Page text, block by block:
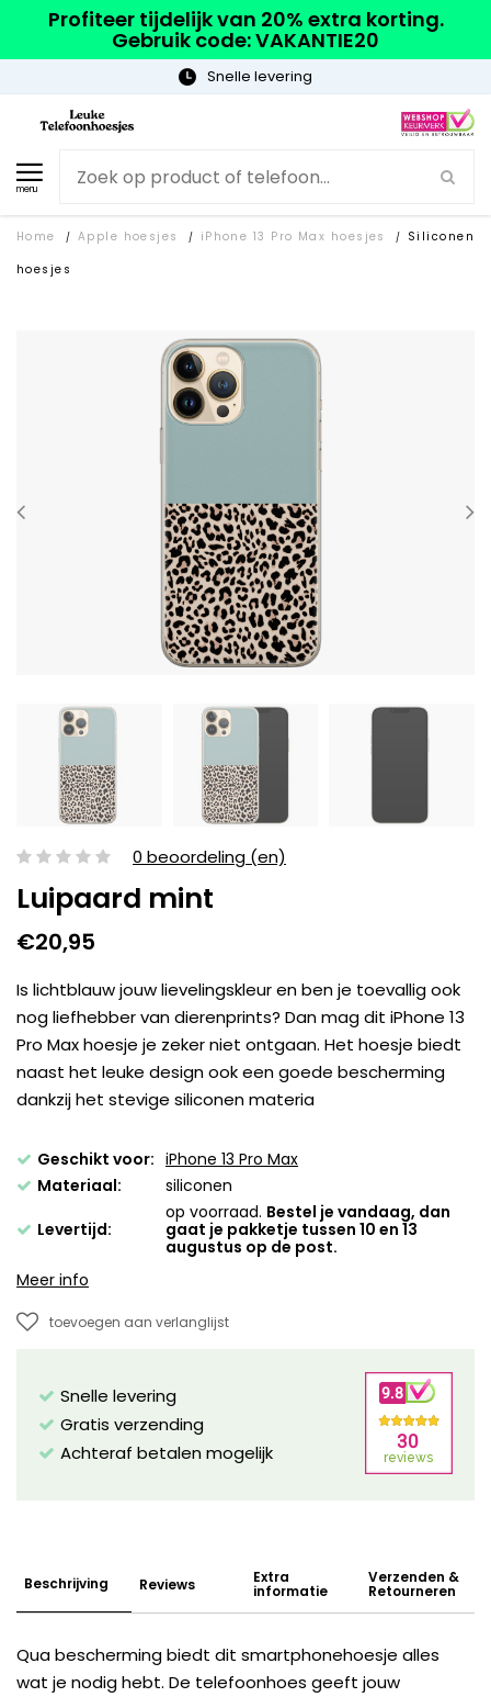
Profiteer tijdelijk van 20% extra korting.
Gebruik code: VAKANTIE20
Gratis verzending
menu
Home / Apple hoesjes / iPhone 13 Pro Max hoesjes /
Siliconen
hoesjes
0 beoordeling (en)
Luipaard mint
€20,95
Is lichtblauw jouw lievelingskleur en ben je toevallig ook
nog liefhebber van dierenprints? Dan mag dit iPhone 13
Pro Max hoesje je zeker niet ontgaan. Het hoesje biedt
naast het leuke design ook een goede bescherming
dankzij het stevige siliconen materia
Geschikt voor: iPhone 13 Pro Max
Materiaal:
siliconen
Levertijd:
op voorraad. Bestel je vandaag, dan
gaat je pakketje tussen 10 en 13
augustus op de post.
Meer info
toevoegen aan verlanglijst
Snelle levering
Gratis verzending
Achteraf betalen mogelijk
Beschrijving Reviews Extra
informatie
Verzenden &
Retourneren
Qua bescherming biedt dit smartphonehoesje alles
wat je nodig hebt. De telefoonhoes geeft jouw